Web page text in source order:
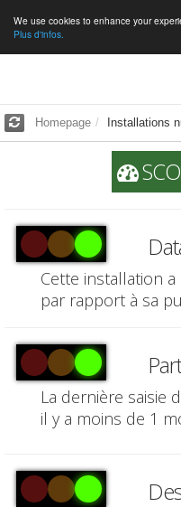
We use cookies to enhance your
Plus d'infos.
Homepage Installations
Cette installation
par rapport à sa
La dernière saisie
il y a moins de 1